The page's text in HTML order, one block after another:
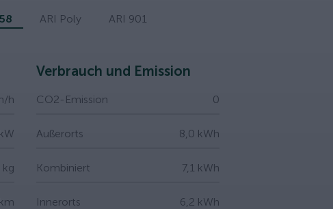
ARI Poly ARI 901
h
Verbrauch und Emission
CO2-Emission 0
Außerorts 8,0 kWh
Kombiniert 7,1 kWh
Innerorts 6,2 kWh